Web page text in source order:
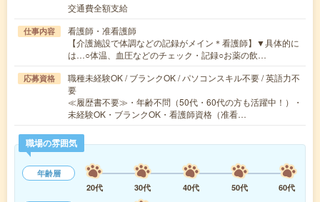
交通費全額支給
仕事内容
看護師・准看護師
【介護施設で体調などの記録がメイン＊看護師】▼具体的に
は…○体温、血圧などのチェック・記録○お薬の飲…
応募資格
職種未経験OK / ブランクOK / パソコンスキル不要 / 英語力不
要
≪履歴書不要≫・年齢不問（50代・60代の方も活躍中！）・
未経験OK・ブランクOK・看護師資格（准看…
職場の雰囲気
年齢層
20代
30代 40代 50代
60代